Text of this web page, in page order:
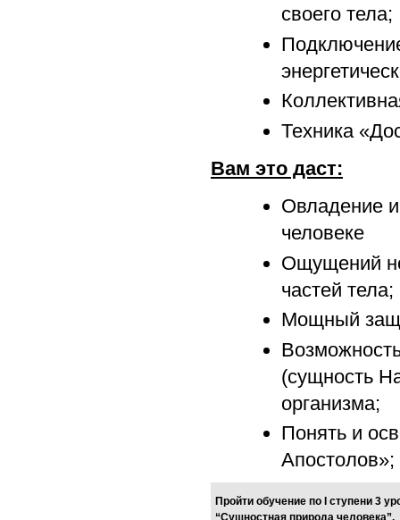
своего тела;
Техника
Вам это даст:
Овладение
человеке
Ощущений
частей тела;
Мощный
(сущность
организма;
Понять и
Апостолов»;
Пройти обучение по
ступени 3
“Сущностная природа человека”.